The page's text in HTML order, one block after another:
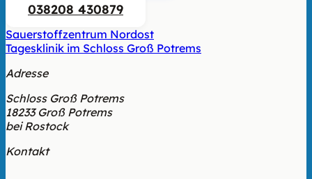
038208 430879
Sauerstoffzentrum Nordost
Tagesklinik im Schloss Groß Potrems
Adresse
Schloss Groß Potrems
18233 Groß Potrems
bei Rostock
Kontakt